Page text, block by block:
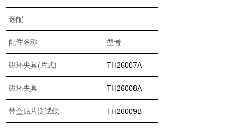
选配
配件名称 型号
磁环夹具(片式) TH26007A
磁环夹具 TH26008A
带盒贴片测试线 TH26009B